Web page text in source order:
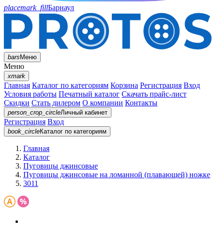
placemark_fillБарнаул
barsМеню
Меню
xmark
Главная Каталог по категориям Корзина Регистрация Вход
Условия работы Печатный каталог Скачать прайс-лист
Скидки Стать дилером О компании Контакты
person_crop_circleЛичный кабинет
Регистрация Вход
book_circleКаталог по категориям
Главная
Каталог
Пуговицы джинсовые
Пуговицы джинсовые на ломанной (плавающей) ножке
3011